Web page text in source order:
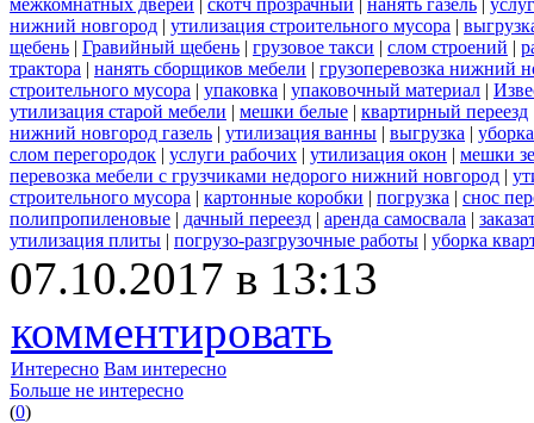
межкомнатных дверей | скотч прозрачный | нанять газель |
нижний новгород | утилизация строительного мусора |
щебень | Гравийный щебень | грузовое такси | слом строений |
трактора | нанять сборщиков мебели | грузоперевозка нижний
строительного мусора | упаковка | упаковочный материал |
утилизация старой мебели | мешки белые | квартирный переезд
нижний новгород газель | утилизация ванны | выгрузка |
слом перегородок | услуги рабочих | утилизация окон | мешки
перевозка мебели с грузчиками недорого нижний новгород |
строительного мусора | картонные коробки | погрузка | снос
полипропиленовые | дачный переезд | аренда самосвала |
утилизация плиты | погрузо-разгрузочные работы | уборка
07.10.2017 в 13:13
комментировать
Интересно Вам интересно
Больше не интересно
(0)